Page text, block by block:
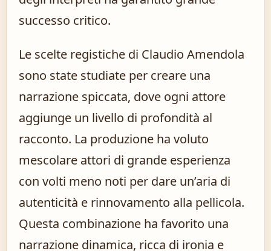
successo critico.
Le scelte registiche di Claudio Amendola
sono state studiate per creare una
narrazione spiccata, dove ogni attore
aggiunge un livello di profondità al
racconto. La produzione ha voluto
mescolare attori di grande esperienza
con volti meno noti per dare un’aria di
autenticità e rinnovamento alla pellicola.
Questa combinazione ha favorito una
narrazione dinamica, ricca di ironia e